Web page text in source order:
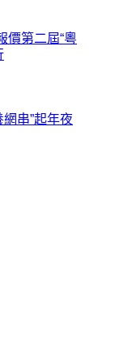
價第二屆“粵
串”起年夜